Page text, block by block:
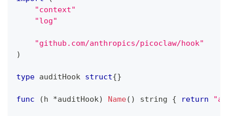
"context"
"log"
"github.com/anthropics/picoclaw/hook"
)
type auditHook struct{}
func (h *auditHook) Name( ) string { return